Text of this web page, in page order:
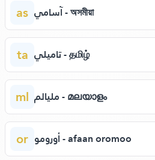
as آسامي - অসমীয়া
ta تاميلي - தமிழ்
ml مليالم - മലയാളം
or أورومو - afaan oromoo